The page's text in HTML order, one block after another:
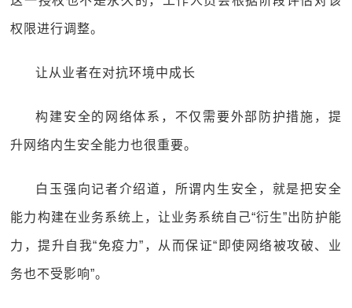
权限进行调整。
让从业者在对抗环境中成长
构建安全的网络体系，不仅需要外部防护措施，提
升网络内生安全能力也很重要。
白玉强向记者介绍道，所谓内生安全，就是把安全
能力构建在业务系统上，让业务系统自己“衍生”出防护能
力，提升自我“免疫力”，从而保证“即使网络被攻破、业
务也不受影响”。